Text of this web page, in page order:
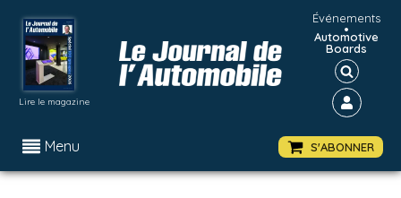
Lire le magazine
Événements
•
Automotive
Boards
Menu S'ABONNER